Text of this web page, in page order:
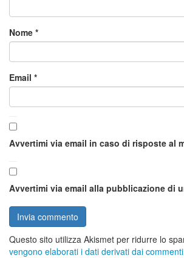
Nome *
Email *
Avvertimi via email in caso di risposte al
Avvertimi via email alla pubblicazione di
Questo sito utilizza Akismet per ridurre lo
vengono elaborati i dati derivati dai commenti